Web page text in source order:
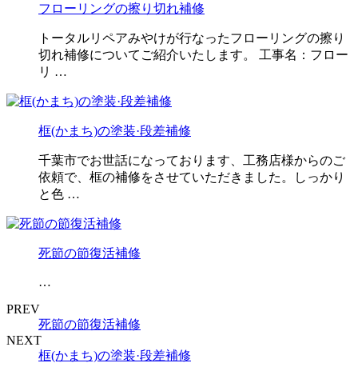
フローリングの擦り切れ補修
トータルリペアみやけが行なったフローリングの擦り
切れ補修についてご紹介いたします。 工事名：フロー
リ …
框(かまち)の塗装·段差補修
千葉市でお世話になっております、工務店様からのご
依頼で、框の補修をさせていただきました。しっかり
と色 …
死節の節復活補修
…
PREV
死節の節復活補修
NEXT
框(かまち)の塗装·段差補修